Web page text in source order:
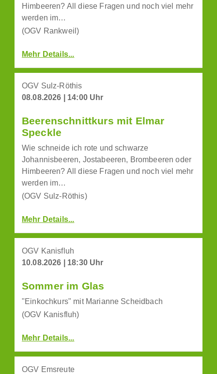
Himbeeren? All diese Fragen und noch viel mehr
werden im…
(OGV Rankweil)
Mehr Details...
OGV Sulz-Röthis
08.08.2026 | 14:00 Uhr
Beerenschnittkurs mit Elmar
Speckle
Wie schneide ich rote und schwarze
Johannisbeeren, Jostabeeren, Brombeeren oder
Himbeeren? All diese Fragen und noch viel mehr
werden im…
(OGV Sulz-Röthis)
Mehr Details...
OGV Kanisfluh
10.08.2026 | 18:30 Uhr
Sommer im Glas
"Einkochkurs" mit Marianne Scheidbach
(OGV Kanisfluh)
Mehr Details...
OGV Emsreute